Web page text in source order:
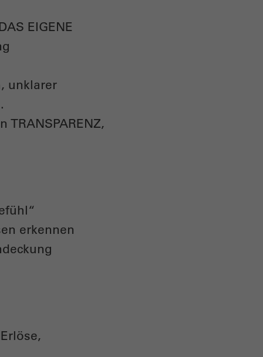
EIGENE
unklarer
erkennen